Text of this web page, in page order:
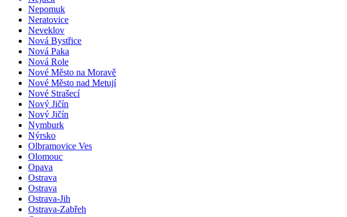
Nepomuk
Neratovice
Neveklov
Nová Bystřice
Nová Paka
Nová Role
Nové Město na Moravě
Nové Město nad Metují
Nové Strašecí
Nový Jičín
Nový Jičín
Nymburk
Nýrsko
Olbramovice Ves
Olomouc
Opava
Ostrava
Ostrava
Ostrava-Jih
Ostrava-Zabřeh